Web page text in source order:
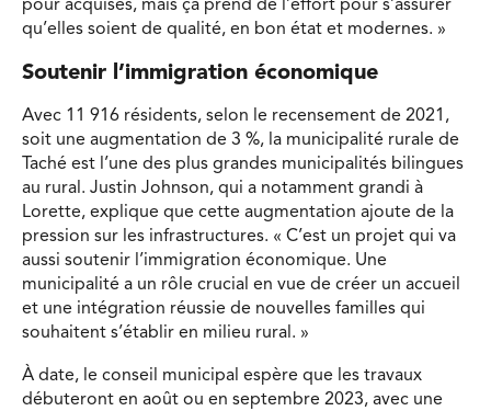
pour acquises, mais ça prend de l’effort pour s’assurer
qu’elles soient de qualité, en bon état et modernes. »
Soutenir l’immigration économique
Avec 11 916 résidents, selon le recensement de 2021,
soit une augmentation de 3 %, la municipalité rurale de
Taché est l’une des plus grandes municipalités bilingues
au rural. Justin Johnson, qui a notamment grandi à
Lorette, explique que cette augmentation ajoute de la
pression sur les infrastructures. « C’est un projet qui va
aussi soutenir l’immigration économique. Une
municipalité a un rôle crucial en vue de créer un accueil
et une intégration réussie de nouvelles familles qui
souhaitent s’établir en milieu rural. »
À date, le conseil municipal espère que les travaux
débuteront en août ou en septembre 2023, avec une